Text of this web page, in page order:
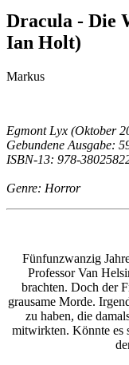
Dracula - Die
Ian Holt)
Markus
Egmont Lyx (Oktober
Gebundene Ausgabe:
ISBN-13: 978-
Genre: Horror
Fünfunzwanzig
Professor Van
brachten. Doch der
grausame Morde.
zu haben, die
mitwirkten. Könnte es